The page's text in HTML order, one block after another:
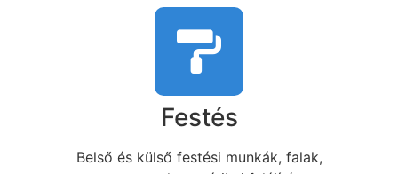
Festés
Belső és külső festési munkák, falak,